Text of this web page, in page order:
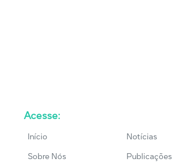
Acesse:
Início
Sobre Nós
Notícias
Publicações